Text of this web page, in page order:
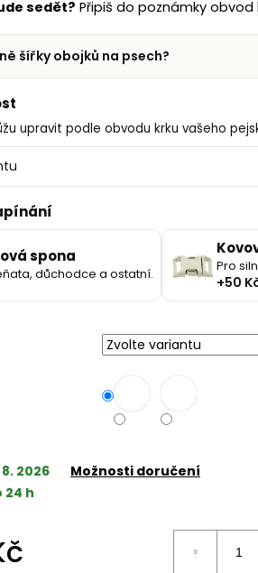
sedět? Připiš do poznámky obvod
šířky obojků na psech?
upravit podle obvodu krku vašeho
spona
důchodce a ostatní. Pro
+50
8. 2026
Možnosti doručení
24 h